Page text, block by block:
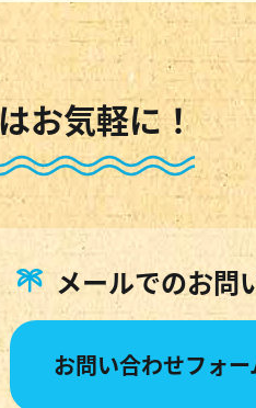
お気軽に！
メールでのお問
お問い合わせフォー